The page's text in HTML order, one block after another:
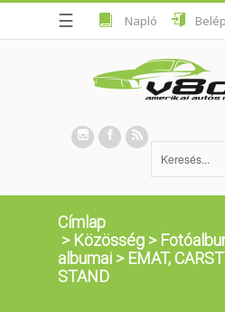
☰ Napló
Címlap
> Közösség >
albumai > EMAT,
STAND